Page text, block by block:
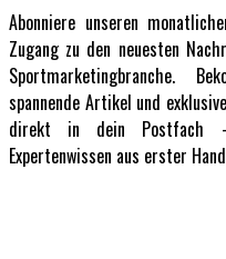
Abonniere unseren
Zugang zu den neuesten
Sportmarketingbranche.
spannende Artikel und
direkt in dein Postfach
Expertenwissen aus erster